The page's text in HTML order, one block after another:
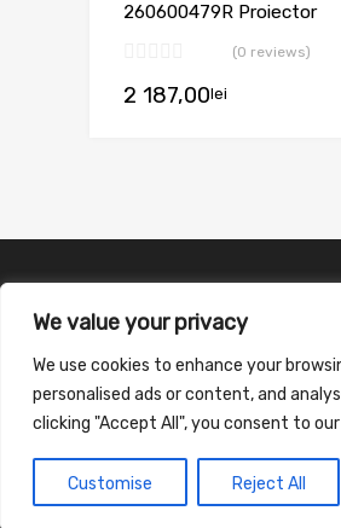
We value your privacy
We use cookies to enhance your
personalised ads or content, and
clicking "Accept All", you consent to
Customise Reject All
260600479R Proiector
(0 reviews)
2 187,00lei
©2026 Chromium Auto Parts WordPress